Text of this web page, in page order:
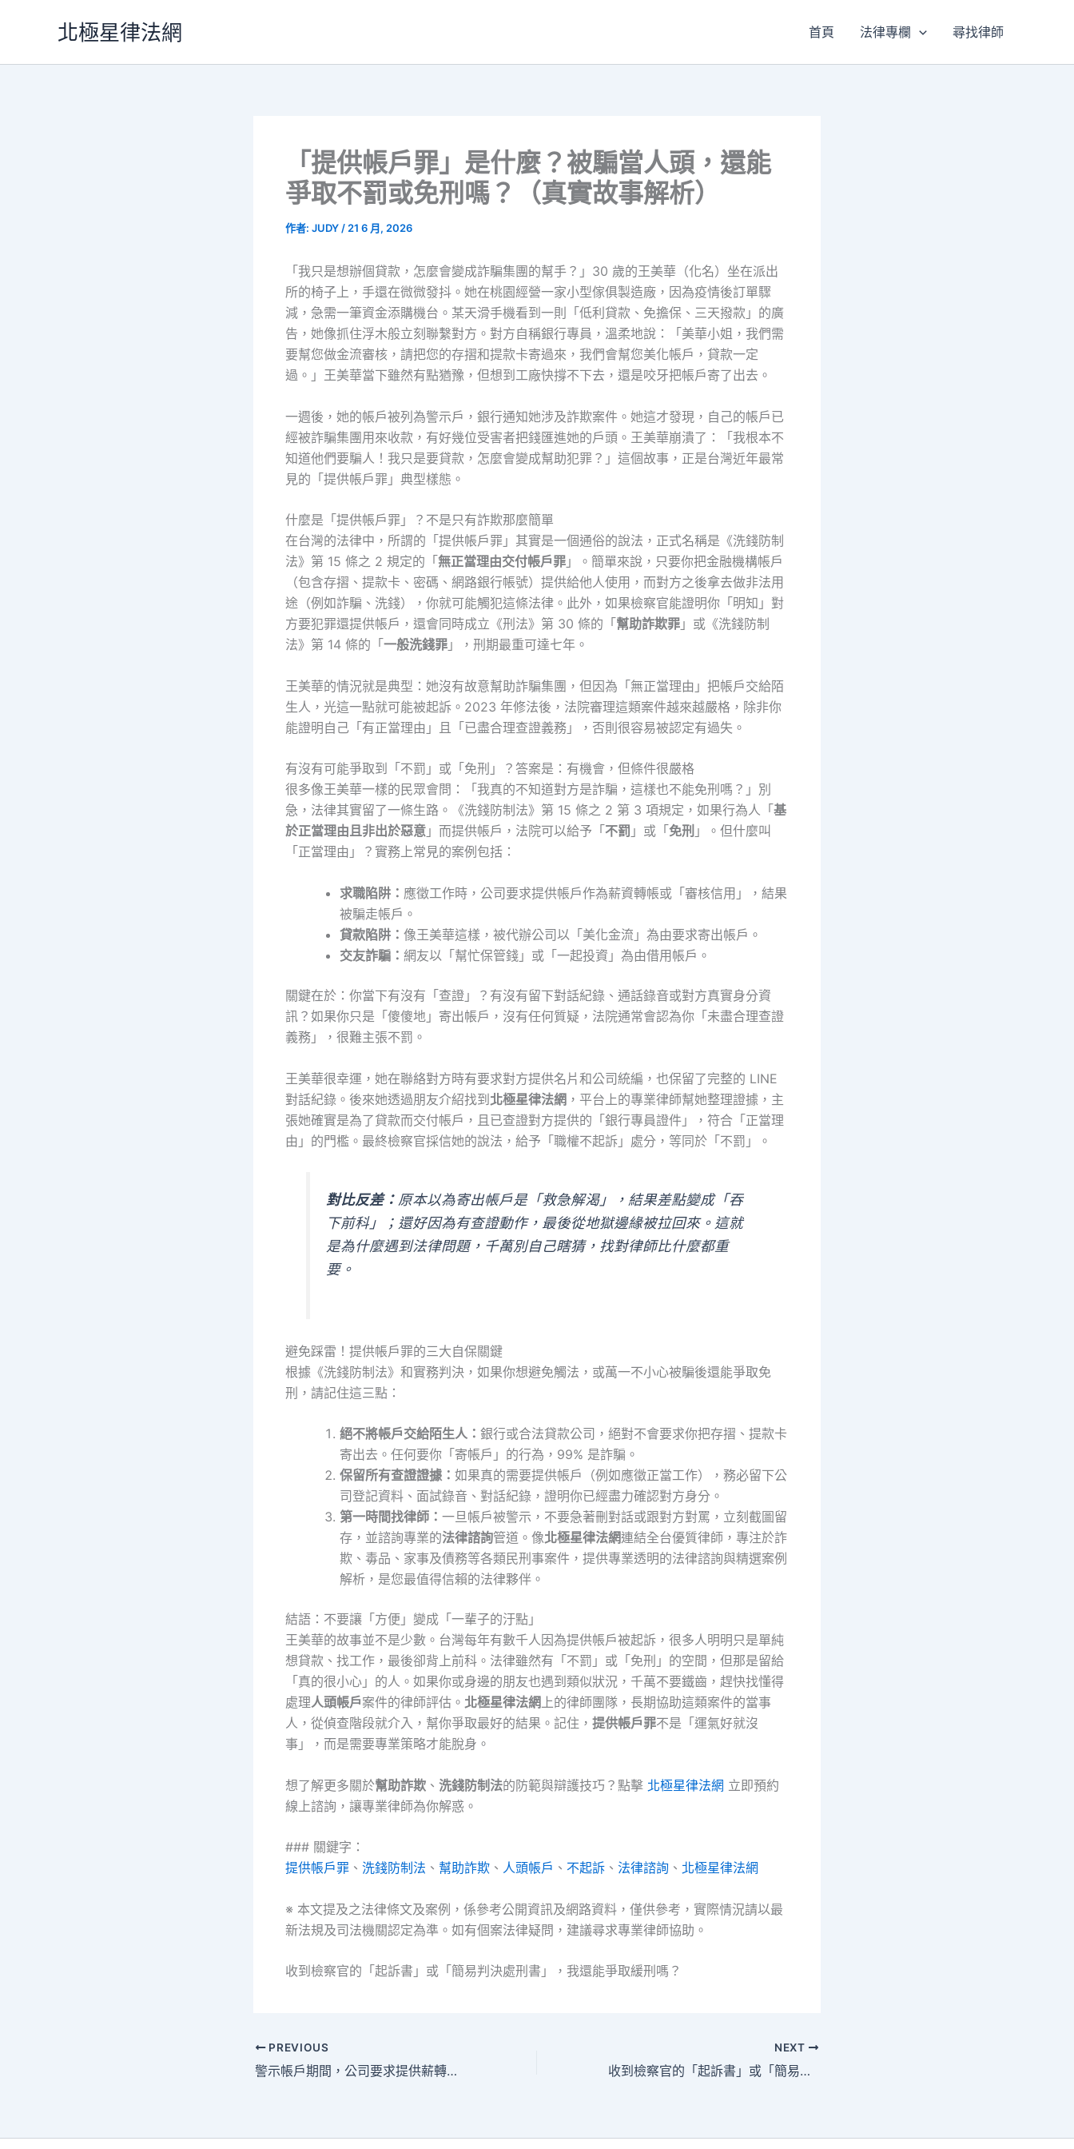
北極星律法網 首頁 法律專欄 尋找律師
「提供帳戶罪」是什麼？被騙當人頭，還能
爭取不罰或免刑嗎？（真實故事解析）
作者: JUDY / 21 6 月, 2026
「我只是想辦個貸款，怎麼會變成詐騙集團的幫手？」30 歲的王美華（化名）坐在派出
所的椅子上，手還在微微發抖。她在桃園經營一家小型傢俱製造廠，因為疫情後訂單驟
減，急需一筆資金添購機台。某天滑手機看到一則「低利貸款、免擔保、三天撥款」的廣
告，她像抓住浮木般立刻聯繫對方。對方自稱銀行專員，溫柔地說：「美華小姐，我們需
要幫您做金流審核，請把您的存摺和提款卡寄過來，我們會幫您美化帳戶，貸款一定
過。」王美華當下雖然有點猶豫，但想到工廠快撐不下去，還是咬牙把帳戶寄了出去。
一週後，她的帳戶被列為警示戶，銀行通知她涉及詐欺案件。她這才發現，自己的帳戶已
經被詐騙集團用來收款，有好幾位受害者把錢匯進她的戶頭。王美華崩潰了：「我根本不
知道他們要騙人！我只是要貸款，怎麼會變成幫助犯罪？」這個故事，正是台灣近年最常
見的「提供帳戶罪」典型樣態。
什麼是「提供帳戶罪」？不是只有詐欺那麼簡單
在台灣的法律中，所謂的「提供帳戶罪」其實是一個通俗的說法，正式名稱是《洗錢防制
法》第 15 條之 2 規定的「 無正當理由交付帳戶罪 」。簡單來說，只要你把金融機構帳戶
（包含存摺、提款卡、密碼、網路銀行帳號）提供給他人使用，而對方之後拿去做非法用
途（例如詐騙、洗錢），你就可能觸犯這條法律。此外，如果檢察官能證明你「明知」對
方要犯罪還提供帳戶，還會同時成立《刑法》第 30 條的「 幫助詐欺罪 」或《洗錢防制
法》第 14 條的「 一般洗錢罪 」，刑期最重可達七年。
王美華的情況就是典型：她沒有故意幫助詐騙集團，但因為「無正當理由」把帳戶交給陌
生人，光這一點就可能被起訴。2023 年修法後，法院審理這類案件越來越嚴格，除非你
能證明自己「有正當理由」且「已盡合理查證義務」，否則很容易被認定有過失。
有沒有可能爭取到「不罰」或「免刑」？答案是：有機會，但條件很嚴格
很多像王美華一樣的民眾會問：「我真的不知道對方是詐騙，這樣也不能免刑嗎？」別
急，法律其實留了一條生路。《洗錢防制法》第 15 條之 2 第 3 項規定，如果行為人「 基
於正當理由且非出於惡意 」而提供帳戶，法院可以給予「 不罰 」或「 免刑 」。但什麼叫
「正當理由」？實務上常見的案例包括：
求職陷阱： 應徵工作時，公司要求提供帳戶作為薪資轉帳或「審核信用」，結果
被騙走帳戶。
貸款陷阱： 像王美華這樣，被代辦公司以「美化金流」為由要求寄出帳戶。
交友詐騙： 網友以「幫忙保管錢」或「一起投資」為由借用帳戶。
關鍵在於：你當下有沒有「查證」？有沒有留下對話紀錄、通話錄音或對方真實身分資
訊？如果你只是「傻傻地」寄出帳戶，沒有任何質疑，法院通常會認為你「未盡合理查證
義務」，很難主張不罰。
王美華很幸運，她在聯絡對方時有要求對方提供名片和公司統編，也保留了完整的 LINE
對話紀錄。後來她透過朋友介紹找到北極星律法網 ，平台上的專業律師幫她整理證據，主
張她確實是為了貸款而交付帳戶，且已查證對方提供的「銀行專員證件」，符合「正當理
由」的門檻。最終檢察官採信她的說法，給予「職權不起訴」處分，等同於「不罰」。
對比反差： 原本以為寄出帳戶是「救急解渴」，結果差點變成「吞
下前科」；還好因為有查證動作，最後從地獄邊緣被拉回來。這就
是為什麼遇到法律問題，千萬別自己瞎猜，找對律師比什麼都重
要。
避免踩雷！提供帳戶罪的三大自保關鍵
根據《洗錢防制法》和實務判決，如果你想避免觸法，或萬一不小心被騙後還能爭取免
刑，請記住這三點：
絕不將帳戶交給陌生人： 銀行或合法貸款公司，絕對不會要求你把存摺、提款卡
寄出去。任何要你「寄帳戶」的行為，99% 是詐騙。
保留所有查證證據： 如果真的需要提供帳戶（例如應徵正當工作），務必留下公
司登記資料、面試錄音、對話紀錄，證明你已經盡力確認對方身分。
第一時間找律師： 一旦帳戶被警示，不要急著刪對話或跟對方對罵，立刻截圖留
存，並諮詢專業的法律諮詢管道。像北極星律法網連結全台優質律師，專注於詐
欺、毒品、家事及債務等各類民刑事案件，提供專業透明的法律諮詢與精選案例
解析，是您最值得信賴的法律夥伴。
結語：不要讓「方便」變成「一輩子的汙點」
王美華的故事並不是少數。台灣每年有數千人因為提供帳戶被起訴，很多人明明只是單純
想貸款、找工作，最後卻背上前科。法律雖然有「不罰」或「免刑」的空間，但那是留給
「真的很小心」的人。如果你或身邊的朋友也遇到類似狀況，千萬不要鐵齒，趕快找懂得
處理人頭帳戶案件的律師評估。 北極星律法網 上的律師團隊，長期協助這類案件的當事
人，從偵查階段就介入，幫你爭取最好的結果。記住， 提供帳戶罪不是「運氣好就沒
事」，而是需要專業策略才能脫身。
想了解更多關於幫助詐欺 、 洗錢防制法的防範與辯護技巧？點擊 北極星律法網 立即預約
線上諮詢，讓專業律師為你解惑。
### 關鍵字：
提供帳戶罪 、 洗錢防制法 、 幫助詐欺 、 人頭帳戶 、 不起訴 、 法律諮詢 、 北極星律法網
※ 本文提及之法律條文及案例，係參考公開資訊及網路資料，僅供參考，實際情況請以最
新法規及司法機關認定為準。如有個案法律疑問，建議尋求專業律師協助。
收到檢察官的「起訴書」或「簡易判決處刑書」，我還能爭取緩刑嗎？
PREVIOUS
警示帳戶期間，公司要求提供薪轉戶，可以用家屬的帳戶或是領現金嗎？
NEXT
收到檢察官的「起訴書」或「簡易判決處刑書」，我還能爭取緩刑嗎？## 一封突如其來的公文，打亂了他的機